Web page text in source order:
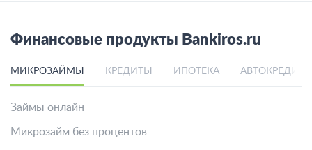
Финансовые продукты Bankiros.ru
МИКРОЗАЙМЫ КРЕДИТЫ ИПОТЕКА
Займы онлайн
Микрозайм без процентов